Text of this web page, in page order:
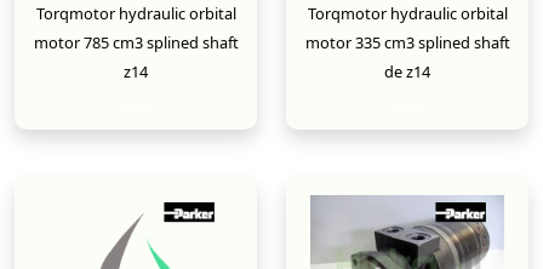
Torqmotor hydraulic orbital
motor 785 cm3 splined shaft
z14
Torqmotor hydraulic orbital
motor 335 cm3 splined shaft
de z14